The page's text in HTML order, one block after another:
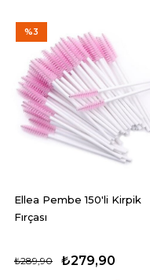
Ellea Pembe 150'li Kirpik
Fırçası
₺279,90
₺289,90
%3